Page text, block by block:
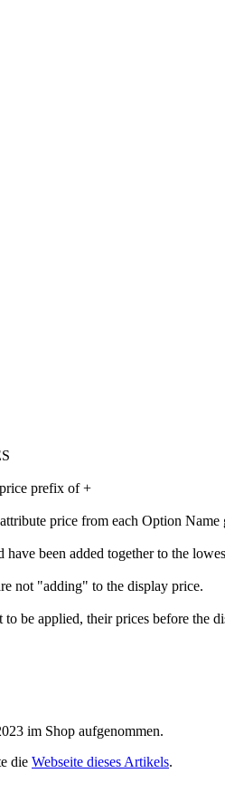
prefix of +
price from each Option Name
been added together to the
not "adding" to the display price.
be applied, their prices before the
im Shop aufgenommen.
die Webseite dieses Artikels.